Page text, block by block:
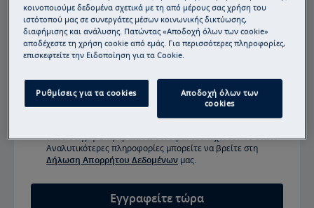
το
e-
mailΝαι, συμφωνώ να λαμβάνω εξατομικευμένες διαφημιστικές
ανακοινώσεις & επικοινωνίες από τον
ταχυδρομείου. Συμφωνώ επίσης ότι τα προσωπικά μου
δεδομένα κοινοποιούνται σε δίκτυα τρίτων και
χρησιμοποιούνται για εξατομικευμένες διαφημίσεις σε
ιστότοπους τρίτων και πλατφόρμες μέσων κοινωνικής
πάσα στιγμή. Επιβεβαιώνω ότι είμαι τουλάχιστον 18 ετών.
Αναλυτικότερες πληροφορίες μπορείτε να βρείτε στη
Δήλωση Απορρήτου Δεδομένων μας.
Εγγραφείτε τώρα
κοινοποιούμε δεδομένα σχετικά με τη από μέρους σας χρήση του
ιστότοπού μας σε συνεργάτες μέσων κοινωνικής δικτύωσης,
διαφήμισης και ανάλυσης. Πατώντας «Αποδοχή όλων των cookie»
αποδέχεστε τη χρήση cookie από εμάς. Για περισσότερες πληροφορίες,
επισκεφτείτε την Ειδοποίηση για τα Cookie.
Ρυθμίσεις για τα cookies
Αποδοχή όλων των
cookies